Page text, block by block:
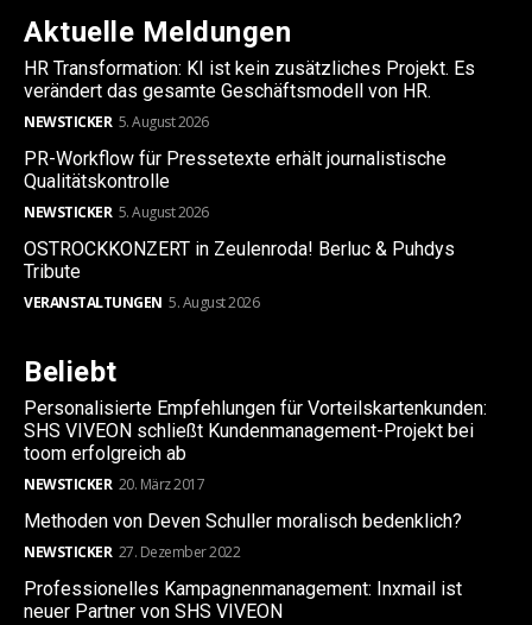
Aktuelle Meldungen
HR Transformation: KI ist kein zusätzliches Projekt. Es
verändert das gesamte Geschäftsmodell von HR.
NEWSTICKER 5. August 2026
PR-Workflow für Pressetexte erhält journalistische
Qualitätskontrolle
NEWSTICKER 5. August 2026
OSTROCKKONZERT in Zeulenroda! Berluc & Puhdys
Tribute
VERANSTALTUNGEN 5. August 2026
Beliebt
Personalisierte Empfehlungen für Vorteilskartenkunden:
SHS VIVEON schließt Kundenmanagement-Projekt bei
toom erfolgreich ab
NEWSTICKER 20. März 2017
Methoden von Deven Schuller moralisch bedenklich?
NEWSTICKER 27. Dezember 2022
Professionelles Kampagnenmanagement: Inxmail ist
neuer Partner von SHS VIVEON